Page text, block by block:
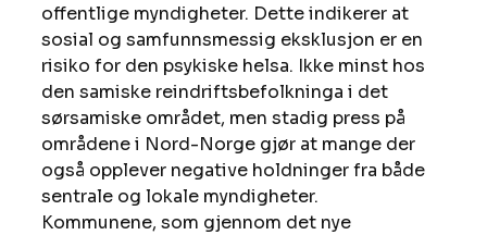
offentlige myndigheter. Dette indikerer at
sosial og samfunnsmessig eksklusjon er en
risiko for den psykiske helsa. Ikke minst hos
den samiske reindriftsbefolkninga i det
sørsamiske området, men stadig press på
områdene i Nord-Norge gjør at mange der
også opplever negative holdninger fra både
sentrale og lokale myndigheter.
Kommunene, som gjennom det nye